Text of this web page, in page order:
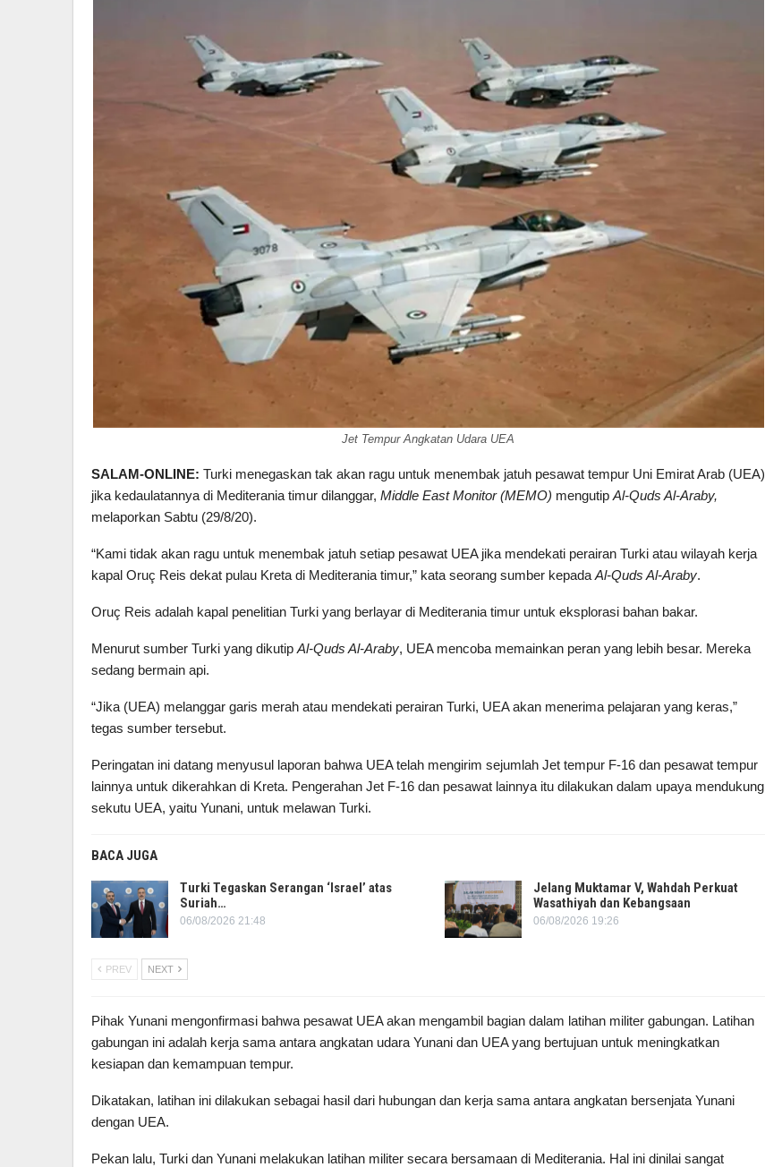
Jet Tempur Angkatan Udara UEA
SALAM-ONLINE: Turki menegaskan tak akan ragu untuk menembak jatuh pesawat tempur Uni Emirat Arab (UEA)
jika kedaulatannya di Mediterania timur dilanggar, Middle East Monitor (MEMO) mengutip Al-Quds Al-Araby,
melaporkan Sabtu (29/8/20).
“Kami tidak akan ragu untuk menembak jatuh setiap pesawat UEA jika mendekati perairan Turki atau wilayah kerja
kapal Oruç Reis dekat pulau Kreta di Mediterania timur,” kata seorang sumber kepada Al-Quds Al-Araby.
Oruç Reis adalah kapal penelitian Turki yang berlayar di Mediterania timur untuk eksplorasi bahan bakar.
Menurut sumber Turki yang dikutip Al-Quds Al-Araby, UEA mencoba memainkan peran yang lebih besar. Mereka
sedang bermain api.
“Jika (UEA) melanggar garis merah atau mendekati perairan Turki, UEA akan menerima pelajaran yang keras,”
tegas sumber tersebut.
Peringatan ini datang menyusul laporan bahwa UEA telah mengirim sejumlah Jet tempur F-16 dan pesawat tempur
lainnya untuk dikerahkan di Kreta. Pengerahan Jet F-16 dan pesawat lainnya itu dilakukan dalam upaya mendukung
sekutu UEA, yaitu Yunani, untuk melawan Turki.
BACA JUGA
Turki Tegaskan Serangan ‘Israel’ atas
Suriah…
06/08/2026 21:48
Jelang Muktamar V, Wahdah Perkuat
Wasathiyah dan Kebangsaan
06/08/2026 19:26
PREV NEXT
Pihak Yunani mengonfirmasi bahwa pesawat UEA akan mengambil bagian dalam latihan militer gabungan. Latihan
gabungan ini adalah kerja sama antara angkatan udara Yunani dan UEA yang bertujuan untuk meningkatkan
kesiapan dan kemampuan tempur.
Dikatakan, latihan ini dilakukan sebagai hasil dari hubungan dan kerja sama antara angkatan bersenjata Yunani
dengan UEA.
Pekan lalu, Turki dan Yunani melakukan latihan militer secara bersamaan di Mediterania. Hal ini dinilai sangat